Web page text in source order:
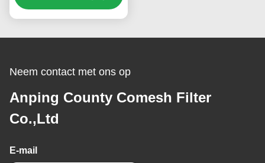
Perforated Filter Basket
Neem contact met ons op
Anping County Comesh Filter
Co.,Ltd
E-mail